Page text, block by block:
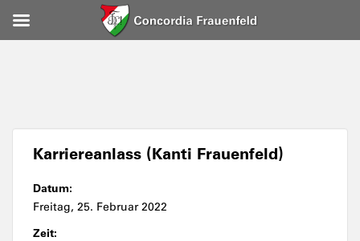
Karriereanlass (Kanti Frauenfeld)
Datum:
Freitag, 25. Februar 2022
Zeit: